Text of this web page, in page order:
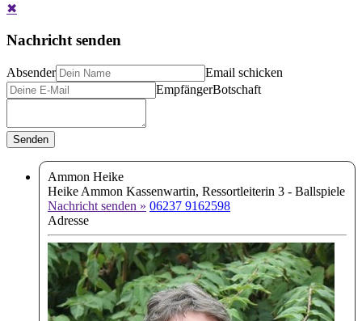
✖
Nachricht senden
Absender
Email schicken
EmpfängerBotschaft
Ammon Heike
Heike Ammon Kassenwartin, Ressortleiterin 3 - Ballspiele
Nachricht senden » 06237 9162598
Adresse